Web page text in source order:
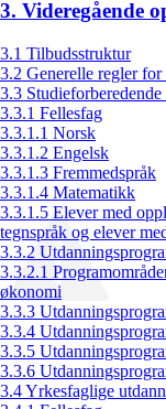
3. Videregående
3.1 Tilbudsstruktur
3.2 Generelle regler
3.3
3.3.1 Fellesfag
3.3.1.1 Norsk
3.3.1.2 Engelsk
3.3.1.3 Fremmedspråk
3.3.1.4 Matematikk
3.3.1.5 Elever med
tegnspråk og elever
3.3.2
3.3.2.1
økonomi
3.3.3
3.3.4
3.3.5
3.3.6
3.4 Yrkesfaglige